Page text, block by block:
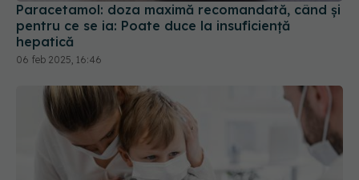
Paracetamol: doza maximă recomandată, când și
pentru ce se ia: Poate duce la insuficiență
hepatică
06 feb 2025, 16:46